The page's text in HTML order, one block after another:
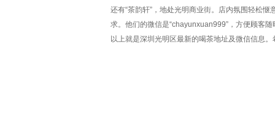
还有“茶韵轩”，地处光明商业街。店内氛围轻松
求。他们的微信是“chayunxuan999”，方便顾客随
以上就是深圳光明区最新的喝茶地址及微信信息